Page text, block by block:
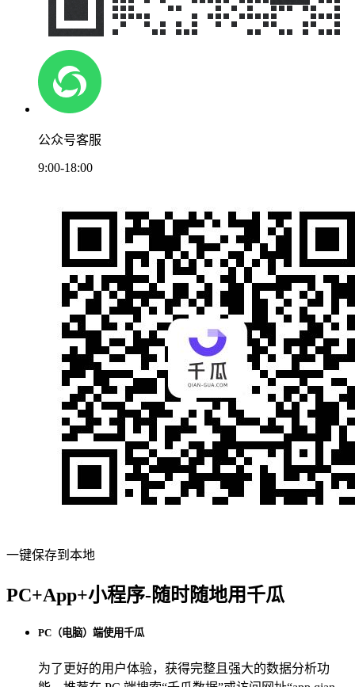
公众号客服
9:00-18:00
一键保存到本地
PC+App+小程序-随时随地用千瓜
PC（电脑）端使用千瓜
为了更好的用户体验，获得完整且强大的数据分析功